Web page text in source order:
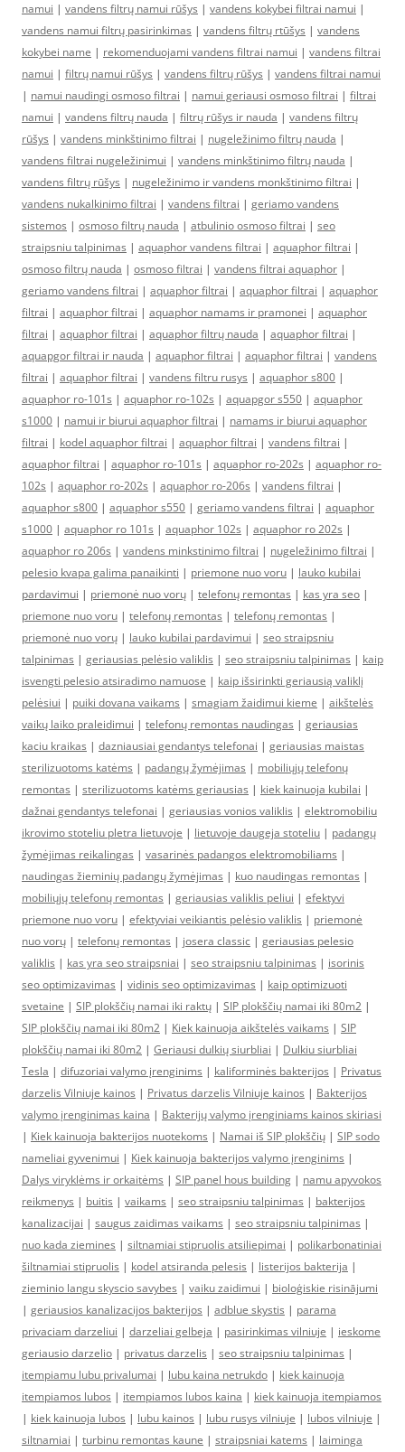
namui | vandens filtrų namui rūšys | vandens kokybei filtrai namui |
vandens namui filtrų pasirinkimas | vandens filtrų rtūšys | vandens
kokybei name | rekomenduojami vandens filtrai namui | vandens filtrai
namui | filtrų namui rūšys | vandens filtrų rūšys | vandens filtrai namui
| namui naudingi osmoso filtrai | namui geriausi osmoso filtrai | filtrai
namui | vandens filtrų nauda | filtrų rūšys ir nauda | vandens filtrų
rūšys | vandens minkštinimo filtrai | nugeležinimo filtrų nauda |
vandens filtrai nugeležinimui | vandens minkštinimo filtrų nauda |
vandens filtrų rūšys | nugeležinimo ir vandens monkštinimo filtrai |
vandens nukalkinimo filtrai | vandens filtrai | geriamo vandens
sistemos | osmoso filtrų nauda | atbulinio osmoso filtrai | seo
straipsniu talpinimas | aquaphor vandens filtrai | aquaphor filtrai |
osmoso filtrų nauda | osmoso filtrai | vandens filtrai aquaphor |
geriamo vandens filtrai | aquaphor filtrai | aquaphor filtrai | aquaphor
filtrai | aquaphor filtrai | aquaphor namams ir pramonei | aquaphor
filtrai | aquaphor filtrai | aquaphor filtrų nauda | aquaphor filtrai |
aquapgor filtrai ir nauda | aquaphor filtrai | aquaphor filtrai | vandens
filtrai | aquaphor filtrai | vandens filtru rusys | aquaphor s800 |
aquaphor ro-101s | aquaphor ro-102s | aquapgor s550 | aquaphor
s1000 | namui ir biurui aquaphor filtrai | namams ir biurui aquaphor
filtrai | kodel aquaphor filtrai | aquaphor filtrai | vandens filtrai |
aquaphor filtrai | aquaphor ro-101s | aquaphor ro-202s | aquaphor ro-
102s | aquaphor ro-202s | aquaphor ro-206s | vandens filtrai |
aquaphor s800 | aquaphor s550 | geriamo vandens filtrai | aquaphor
s1000 | aquaphor ro 101s | aquaphor 102s | aquaphor ro 202s |
aquaphor ro 206s | vandens minkstinimo filtrai | nugeležinimo filtrai |
pelesio kvapa galima panaikinti | priemone nuo voru | lauko kubilai
pardavimui | priemonė nuo vorų | telefonų remontas | kas yra seo |
priemone nuo voru | telefonų remontas | telefonų remontas |
priemonė nuo vorų | lauko kubilai pardavimui | seo straipsniu
talpinimas | geriausias pelėsio valiklis | seo straipsniu talpinimas | kaip
isvengti pelesio atsiradimo namuose | kaip išsirinkti geriausią valiklį
pelėsiui | puiki dovana vaikams | smagiam žaidimui kieme | aikštelės
vaikų laiko praleidimui | telefonų remontas naudingas | geriausias
kaciu kraikas | dazniausiai gendantys telefonai | geriausias maistas
sterilizuotoms katėms | padangų žymėjimas | mobiliųjų telefonų
remontas | sterilizuotoms katėms geriausias | kiek kainuoja kubilai |
dažnai gendantys telefonai | geriausias vonios valiklis | elektromobiliu
ikrovimo stoteliu pletra lietuvoje | lietuvoje daugeja stoteliu | padangų
žymėjimas reikalingas | vasarinės padangos elektromobiliams |
naudingas žieminių padangų žymėjimas | kuo naudingas remontas |
mobiliųjų telefonų remontas | geriausias valiklis peliui | efektyvi
priemone nuo voru | efektyviai veikiantis pelėsio valiklis | priemonė
nuo vorų | telefonų remontas | josera classic | geriausias pelesio
valiklis | kas yra seo straipsniai | seo straipsniu talpinimas | isorinis
seo optimizavimas | vidinis seo optimizavimas | kaip optimizuoti
svetaine | SIP plokščių namai iki raktų | SIP plokščių namai iki 80m2 |
SIP plokščių namai iki 80m2 | Kiek kainuoja aikštelės vaikams | SIP
plokščių namai iki 80m2 | Geriausi dulkių siurbliai | Dulkiu siurbliai
Tesla | difuzoriai valymo įrenginims | kaliforminės bakterijos | Privatus
darzelis Vilniuje kainos | Privatus darzelis Vilniuje kainos | Bakterijos
valymo įrenginimas kaina | Bakterijų valymo įrenginiams kainos skiriasi
| Kiek kainuoja bakterijos nuotekoms | Namai iš SIP plokščių | SIP sodo
nameliai gyvenimui | Kiek kainuoja bakterijos valymo įrenginims |
Dalys viryklėms ir orkaitėms | SIP panel hous building | namu apyvokos
reikmenys | buitis | vaikams | seo straipsniu talpinimas | bakterijos
kanalizacijai | saugus zaidimas vaikams | seo straipsniu talpinimas |
nuo kada ziemines | siltnamiai stipruolis atsiliepimai | polikarbonatiniai
šiltnamiai stipruolis | kodel atsiranda pelesis | listerijos bakterija |
zieminio langu skyscio savybes | vaiku zaidimui | bioloģiskie risinājumi
| geriausios kanalizacijos bakterijos | adblue skystis | parama
privaciam darzeliui | darzeliai gelbeja | pasirinkimas vilniuje | ieskome
geriausio darzelio | privatus darzelis | seo straipsniu talpinimas |
itempiamu lubu privalumai | lubu kaina netrukdo | kiek kainuoja
itempiamos lubos | itempiamos lubos kaina | kiek kainuoja itempiamos
| kiek kainuoja lubos | lubu kainos | lubu rusys vilniuje | lubos vilniuje |
siltnamiai | turbinu remontas kaune | straipsniai katems | laiminga